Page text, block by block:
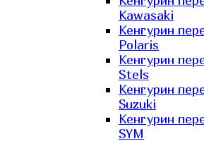
Kawasaki
Кенгурин
Polaris
Кенгурин
Stels
Кенгурин
Suzuki
Кенгурин
SYM